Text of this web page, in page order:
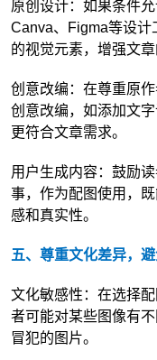
原创设计：如果条件
Canva、Figma等设计
的视觉元素，增强文章
创意改编：在尊重原
创意改编，如添加文
更符合文章需求。
用户生成内容：鼓励
事，作为配图使用，
感和真实性。
五、尊重文化差异，
文化敏感性：在选择
者可能对某些图像有
冒犯的图片。